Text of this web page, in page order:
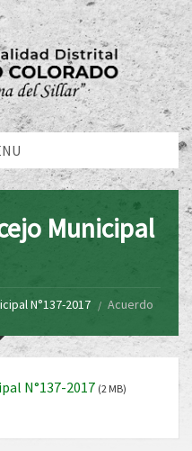
Municipal
N°137-2017
Acuerdo
N°137-2017 (2 MB)